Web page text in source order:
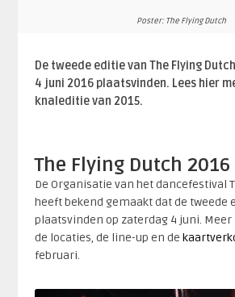
Poster: The Flying Dutch
De tweede editie van The Flying
4 juni 2016 plaatsvinden. Lees hier
knaleditie van 2015.
The Flying Dutch 2016
De Organisatie van het dancefestival
heeft bekend gemaakt dat de tweede
plaatsvinden op zaterdag 4 juni.
de locaties, de line-up en de
februari.